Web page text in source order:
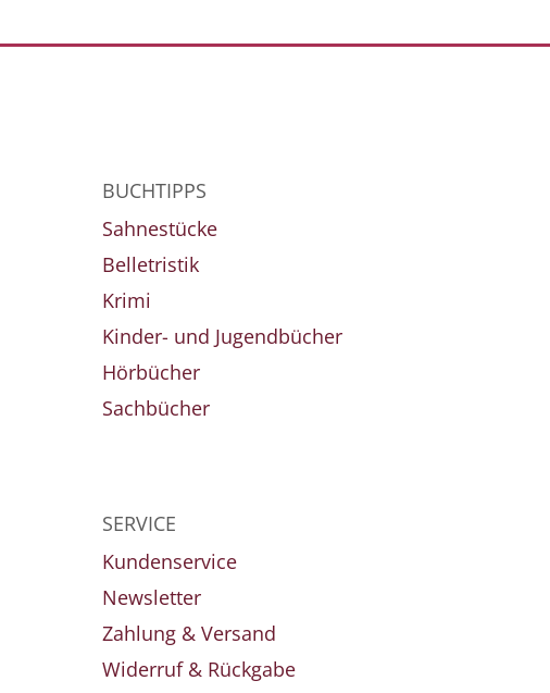
BUCHTIPPS
Sahnestücke
Belletristik
Krimi
Kinder- und Jugendbücher
Hörbücher
Sachbücher
SERVICE
Kundenservice
Newsletter
Zahlung & Versand
Widerruf & Rückgabe